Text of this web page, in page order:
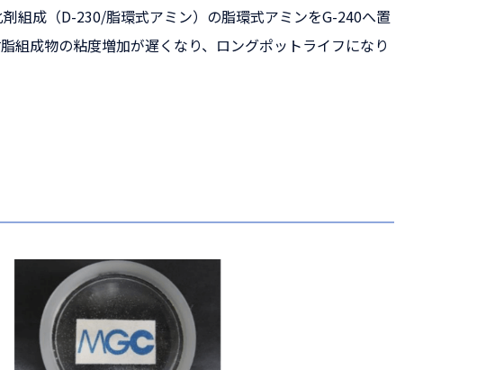
組成（D-230/脂環式アミン）の脂環式アミンをG-240へ置
組成物の粘度増加が遅くなり、ロングポットライフになり